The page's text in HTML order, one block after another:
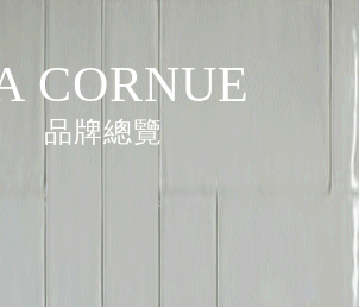
CORNUE
品牌總覽
法國經典廚具